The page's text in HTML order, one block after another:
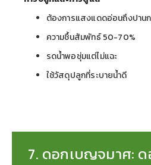
ต้องการแสงแดดอ่อนถึงปาน
ความชื้นสัมพัทธ์ 50-70%
รดน้ำพอชุ่มแต่ไม่แฉะ
ใช้วัสดุปลูกที่ระบายน้ำดี
7. ดอกเบญจมาศ: ด